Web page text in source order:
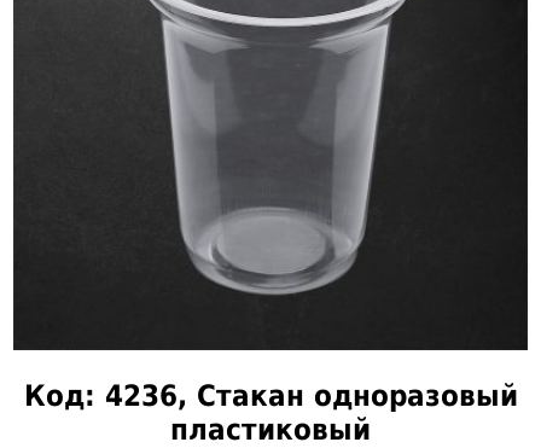
Код: 4236, Стакан одноразовый
пластиковый